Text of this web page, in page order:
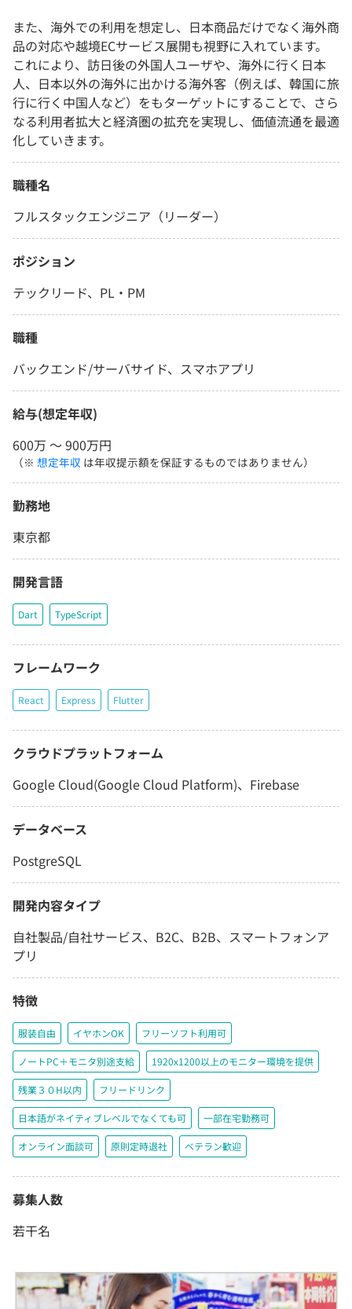
また、海外での利用を想定し、日本商品だけでなく海外商
品の対応や越境ECサービス展開も視野に入れています。
これにより、訪日後の外国人ユーザや、海外に行く日本
人、日本以外の海外に出かける海外客（例えば、韓国に旅
行に行く中国人など）をもターゲットにすることで、さら
なる利用者拡大と経済圏の拡充を実現し、価値流通を最適
化していきます。
職種名
フルスタックエンジニア（リーダー）
ポジション
テックリード、PL・PM
職種
バックエンド/サーバサイド、スマホアプリ
給与(想定年収)
600万 〜 900万円
（※ 想定年収 は年収提示額を保証するものではありません）
勤務地
東京都
開発言語
Dart TypeScript
フレームワーク
React Express Flutter
クラウドプラットフォーム
Google Cloud(Google Cloud Platform)、Firebase
データベース
PostgreSQL
開発内容タイプ
自社製品/自社サービス、B2C、B2B、スマートフォンア
プリ
特徴
服装自由 イヤホンOK フリーソフト利用可
ノートPC＋モニタ別途支給 1920x1200以上のモニター環境を提供
残業３０H以内 フリードリンク
日本語がネイティブレベルでなくても可 一部在宅勤務可
オンライン面談可 原則定時退社 ベテラン歓迎
募集人数
若干名